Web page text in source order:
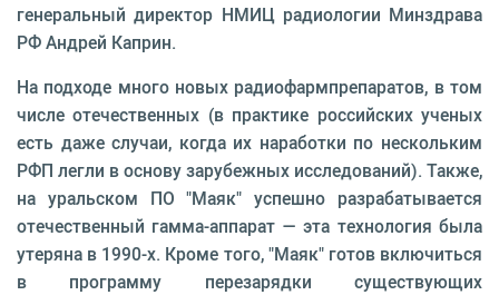
генеральный директор НМИЦ радиологии Минздрава
РФ Андрей Каприн.
На подходе много новых радиофармпрепаратов, в том
числе отечественных (в практике российских ученых
есть даже случаи, когда их наработки по нескольким
РФП легли в основу зарубежных исследований). Также,
на уральском ПО "Маяк" успешно разрабатывается
отечественный гамма-аппарат — эта технология была
утеряна в 1990-х. Кроме того, "Маяк" готов включиться
в программу перезарядки существующих